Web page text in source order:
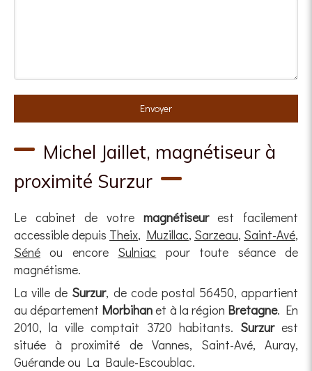
Envoyer
Michel Jaillet, magnétiseur à
proximité Surzur
Le cabinet de votre magnétiseurest facilement
accessible depuis Theix, Muzillac, Sarzeau, Saint-Avé,
Séné ou encore Sulniac pour toute séance de
magnétisme.
La ville de Surzur, de code postal 56450, appartient
au département Morbihanet à la région Bretagne. En
2010, la ville comptait 3720 habitants. Surzurest
située à proximité de Vannes, Saint-Avé, Auray,
Guérande ou La Baule-Escoublac.